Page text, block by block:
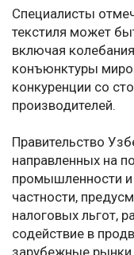
Специалисты
текстиля может
включая
конъюнктуры
конкуренции со
производителей.
Правительство
направленных на
промышленности и
частности,
налоговых льгот,
содействие в